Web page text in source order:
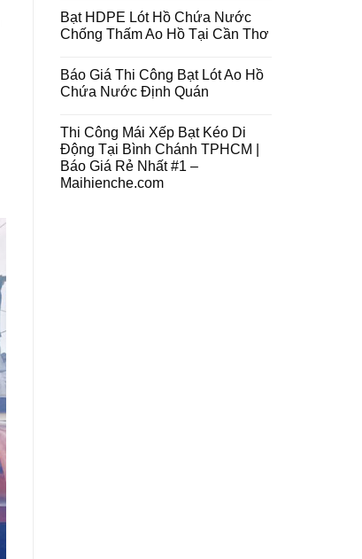
Bạt HDPE Lót Hồ Chứa Nước
Chống Thấm Ao Hồ Tại Cần Thơ
Báo Giá Thi Công Bạt Lót Ao Hồ
Chứa Nước Định Quán
Thi Công Mái Xếp Bạt Kéo Di
Động Tại Bình Chánh TPHCM |
Báo Giá Rẻ Nhất #1 –
Maihienche.com